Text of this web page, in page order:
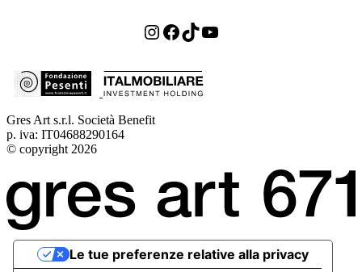
Instagram
Facebook
TikTok
YouTube
Gres Art s.r.l. Società Benefit
p. iva: IT04688290164
© copyright 2026
Le tue preferenze relative alla privacy